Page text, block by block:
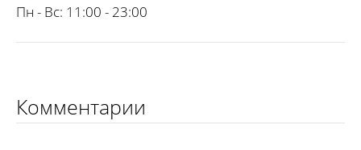
Пн - Вс: 11:00 - 23:00
Комментарии